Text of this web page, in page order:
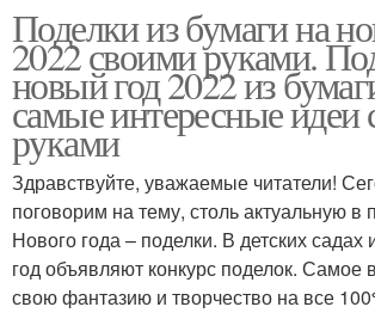
Поделки из бумаги на
2022 своими руками.
новый год 2022 из
самые интересные идеи
руками
Здравствуйте, уважаемые читатели!
поговорим на тему, столь актуальную в
Нового года – поделки. В детских
год объявляют конкурс поделок. Самое
свою фантазию и творчество на все